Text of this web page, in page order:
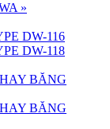
»
DW-116
DW-118
BĂNG
BĂNG